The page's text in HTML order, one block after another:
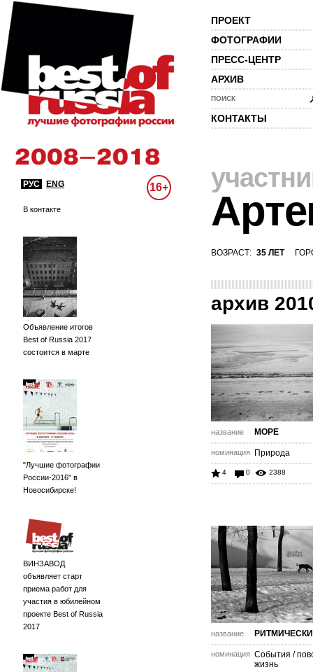
ПРОЕКТ
ФОТОГРАФИИ
ПРЕСС-ЦЕНТР
АРХИВ
ПОИСК
КОНТАКТЫ
РУС ENG 16+
В контакте
Объявление итогов
Best of Russia 2017
состоится в марте
"Лучшие фотографии
России-2016" в
Новосибирске!
ВИНЗАВОД
объявляет старт
приема работ для
участия в юбилейном
проекте Best of Russia
2017
ВОЗРАСТ: 35 ЛЕТ
архив
название МОРЕ
номинация Природа
4 0 2388
название
номинация События /
жизнь